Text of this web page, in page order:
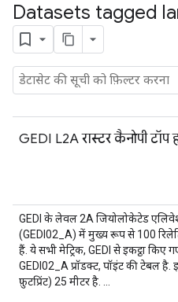
Datasets tagged
GEDI L2A रास्टर कैनोपी टॉप
GEDI के लेवल 2A जियोलोकेटेड
(GEDI02_A) में मुख्य रूप से 100
हैं. ये सभी मेट्रिक, GEDI से इकट्ठा किए
GEDI02_A प्रॉडक्ट, पॉइंट की टेबल
फ़ुटप्रिंट) 25 मीटर है. …